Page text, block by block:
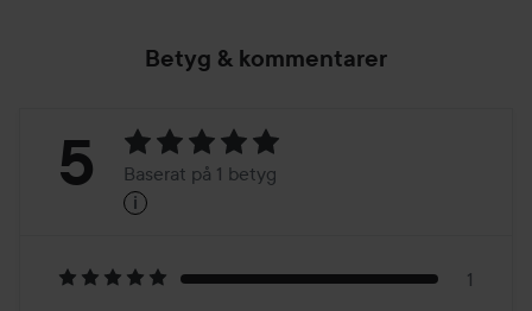
Betyg & kommentarer
Betyg:
Baserat
5 Baserat på 1 betyg
i
1